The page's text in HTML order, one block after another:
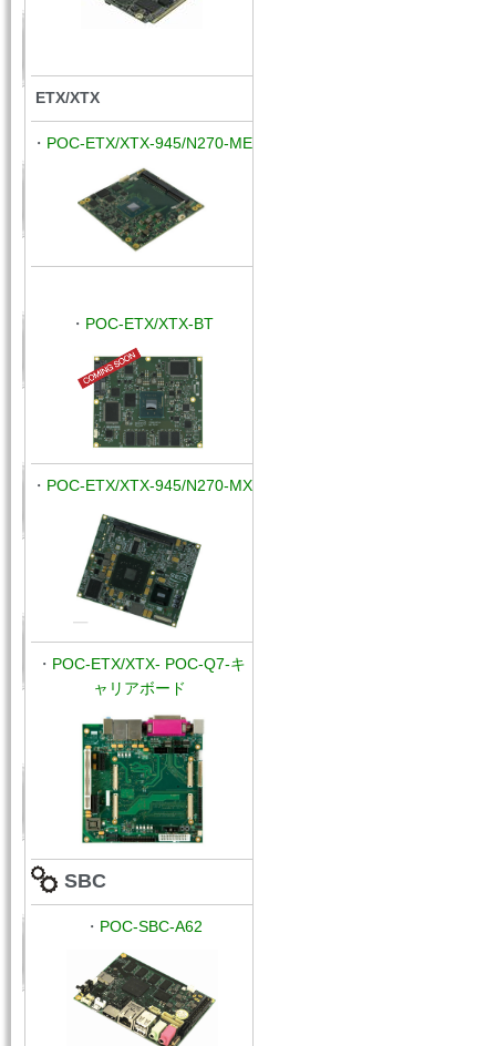
ETX/XTX
・ POC-ETX/XTX-945/N270-ME
・ POC-ETX/XTX-BT
・ POC-ETX/XTX-945/N270-MX
・ POC-ETX/XTX- POC-Q7-キ
ャリアボード
SBC
・ POC-SBC-A62